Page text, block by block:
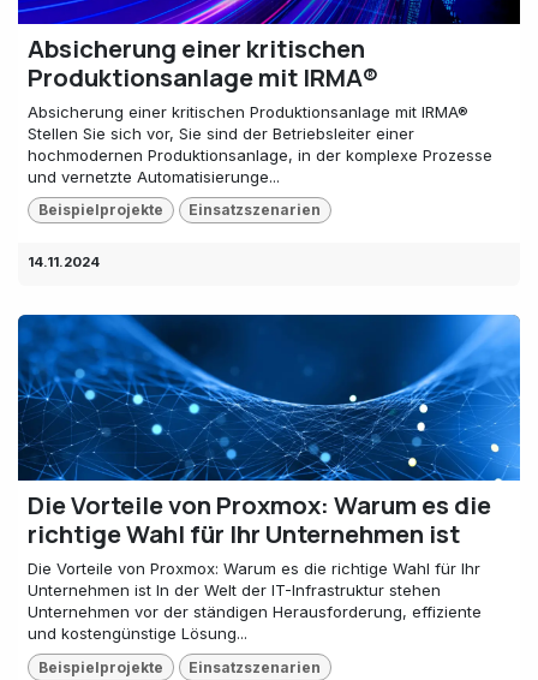
Absicherung einer kritischen
Produktionsanlage mit IRMA®
Absicherung einer kritischen Produktionsanlage mit IRMA®
Stellen Sie sich vor, Sie sind der Betriebsleiter einer
hochmodernen Produktionsanlage, in der komplexe Prozesse
und vernetzte Automatisierunge...
Beispielprojekte Einsatzszenarien
14.11.2024
Die Vorteile von Proxmox: Warum es die
richtige Wahl für Ihr Unternehmen ist
Die Vorteile von Proxmox: Warum es die richtige Wahl für Ihr
Unternehmen ist In der Welt der IT-Infrastruktur stehen
Unternehmen vor der ständigen Herausforderung, effiziente
und kostengünstige Lösung...
Beispielprojekte Einsatzszenarien